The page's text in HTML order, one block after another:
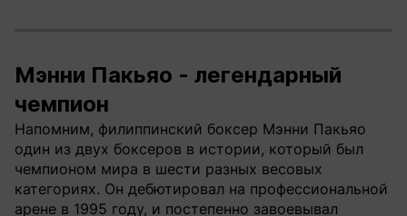
Мэнни Пакьяо - легендарный
чемпион
Напомним, филиппинский боксер Мэнни Пакьяо
один из двух боксеров в истории, который был
чемпионом мира в шести разных весовых
категориях. Он дебютировал на профессиональной
арене в 1995 году, и постепенно завоевывал